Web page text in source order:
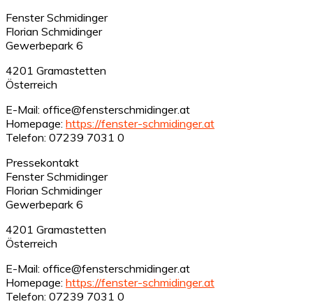
Fenster Schmidinger
Florian Schmidinger
Gewerbepark 6
4201 Gramastetten
Österreich
E-Mail: office@fensterschmidinger.at
Homepage: https://fenster-schmidinger.at
Telefon: 07239 7031 0
Pressekontakt
Fenster Schmidinger
Florian Schmidinger
Gewerbepark 6
4201 Gramastetten
Österreich
E-Mail: office@fensterschmidinger.at
Homepage: https://fenster-schmidinger.at
Telefon: 07239 7031 0